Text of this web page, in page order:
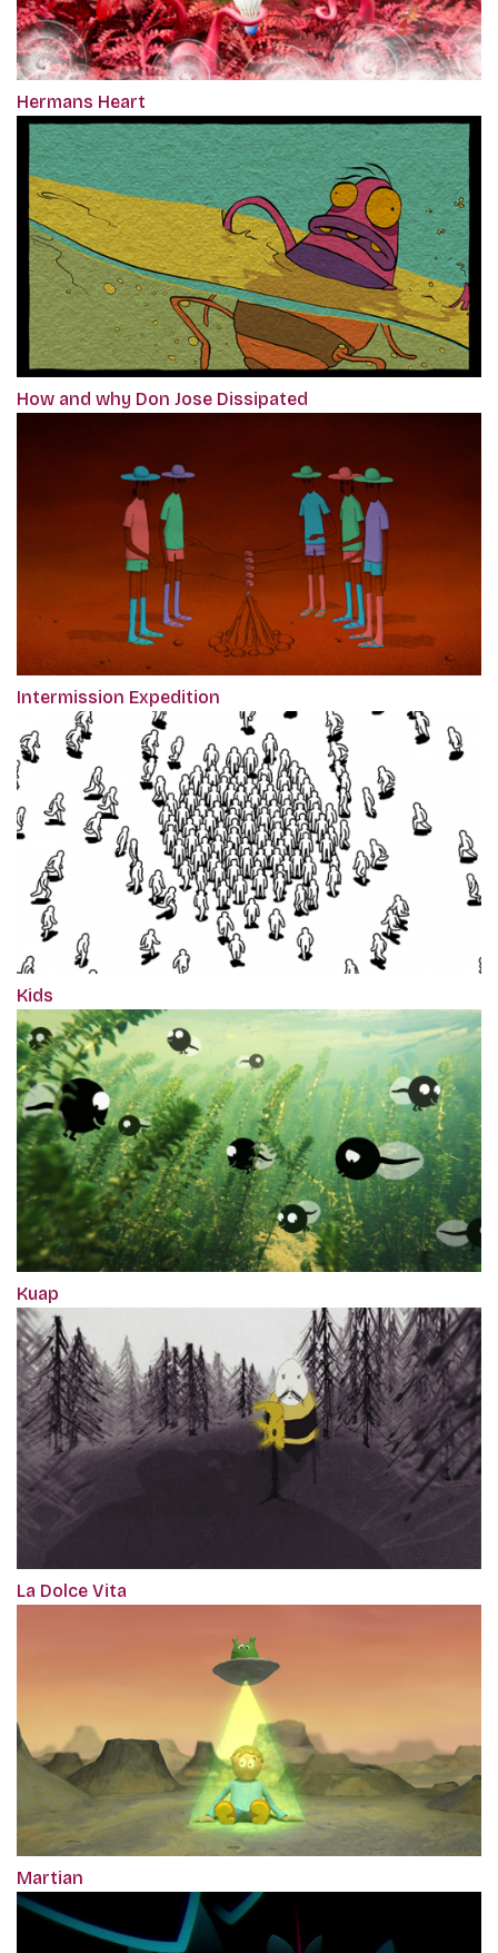
Hermans Heart
How and why Don Jose Dissipated
Intermission Expedition
Kids
Kuap
La Dolce Vita
Martian